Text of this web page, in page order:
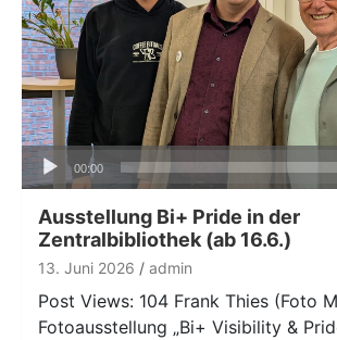
Audio-
Player
00:00
Ausstellung Bi+ Pride in der
Zentralbibliothek (ab 16.6.)
13. Juni 2026 admin
Post Views: 104 Frank Thies (Foto
Fotoausstellung „Bi+ Visibility &